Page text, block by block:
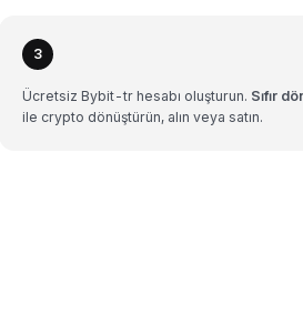
3
Ücretsiz Bybit-tr hesabı oluşturun. Sıfır
ile crypto dönüştürün, alın veya satın.